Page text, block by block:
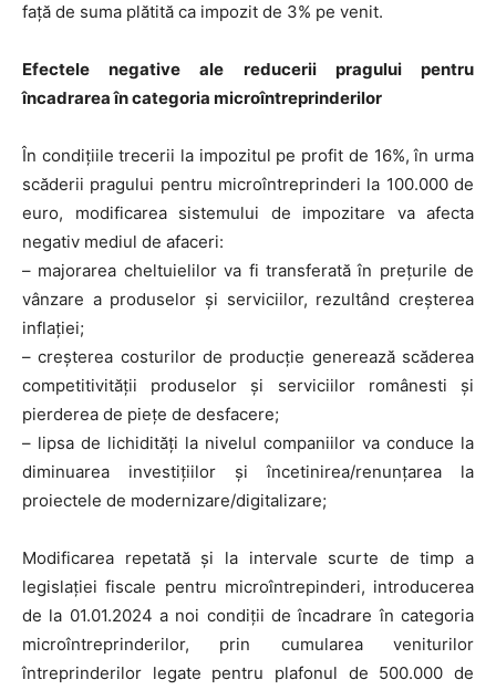
față de suma plătită ca impozit de 3% pe venit.
Efectele negative ale reducerii pragului pentru
încadrarea în categoria microîntreprinderilor
În condițiile trecerii la impozitul pe profit de 16%, în urma
scăderii pragului pentru microîntreprinderi la 100.000 de
euro, modificarea sistemului de impozitare va afecta
negativ mediul de afaceri:
– majorarea cheltuielilor va fi transferată în prețurile de
vânzare a produselor și serviciilor, rezultând creșterea
inflației;
– creșterea costurilor de producție generează scăderea
competitivității produselor și serviciilor românesti și
pierderea de piețe de desfacere;
– lipsa de lichidități la nivelul companiilor va conduce la
diminuarea investițiilor și încetinirea/renunțarea la
proiectele de modernizare/digitalizare;
Modificarea repetată și la intervale scurte de timp a
legislației fiscale pentru microîntrepinderi, introducerea
de la 01.01.2024 a noi condiții de încadrare în categoria
microîntreprinderilor, prin cumularea veniturilor
întreprinderilor legate pentru plafonul de 500.000 de